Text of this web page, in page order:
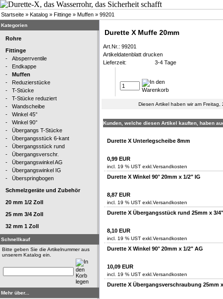
Startseite » Katalog » Fittinge » Muffen » 99201
Kategorien
Rohre
Fittinge
- Absperrventile
- Endkappe
- Muffen
- Reduzierstücke
- T-Stücke
- T-Stücke reduziert
- Wandscheibe
- Winkel 45°
- Winkel 90°
- Übergangs T-Stücke
- Übergangsstück 6-kant
- Übergangsstück rund
- Übergangsverschr.
- Übergangswinkel AG
- Übergangswinkel IG
- Überspringbogen
Schmelzgeräte und Zubehör
20 mm 1/2 Zoll
25 mm 3/4 Zoll
32 mm 1 Zoll
Schnellkauf
Bitte geben Sie die Artikelnummer aus
unserem Katalog ein.
Mehr über...
Durette X Muffe 20mm
Art.Nr.: 99201
Artikeldatenblatt drucken
Lieferzeit:
3-4 Tage
Diesen Artikel haben wir am
Kunden, welche diesen Artikel kauften, haben
Durette X Unterlegscheibe 8mm
0,99 EUR
incl. 19 % UST exkl. Versandkosten
Durette X Winkel 90° 20mm x 1/2" IG
8,87 EUR
incl. 19 % UST exkl. Versandkosten
Durette X Übergangsstück rund 25mm x 3/
8,10 EUR
incl. 19 % UST exkl. Versandkosten
Durette X Winkel 90° 20mm x 1/2" AG
10,09 EUR
incl. 19 % UST exkl. Versandkosten
Durette X Übergangsverschraubung 25mm